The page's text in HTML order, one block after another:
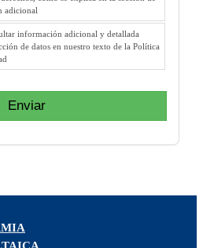
adicional
información adicional y detallada
de datos en nuestro texto de la Política
Enviar